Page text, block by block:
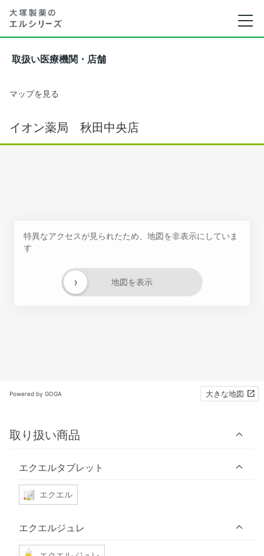
取扱い医療機関・店舗
マップを見る
イオン薬局 秋田中央店
特異なアクセスが見られたため、地図を非表示にしていま
す
地図を表示
›
Powered by GOGA 大きな地図
取り扱い商品
エクエルタブレット
エクエル
エクエルジュレ